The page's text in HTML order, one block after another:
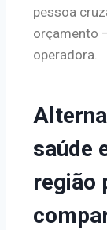
pessoa
orçamento
operadora.
saúde
região